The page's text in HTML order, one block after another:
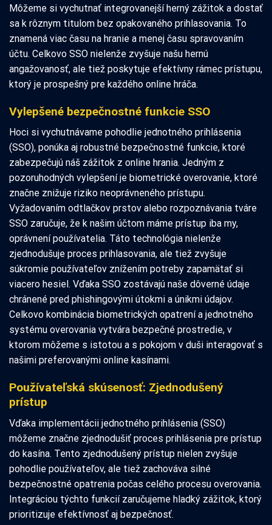
Môžeme si vychutnať integrovanejší herný zážitok a dostať
sa k rôznym titulom bez opakovaného prihlasovania. To
znamená viac času na hranie a menej času spravovaním
účtu. Celkovo SSO nielenže zvyšuje našu hernú
angažovanosť, ale tiež poskytuje efektívny rámec prístupu,
ktorý je prospešný pre každého online hráča.
Vylepšené bezpečnostné funkcie SSO
Hoci si vychutnávame pohodlie jednotného prihlásenia
(SSO), ponúka aj robustné bezpečnostné funkcie, ktoré
zabezpečujú náš zážitok z online hrania. Jedným z
pozoruhodných vylepšení je biometrické overovanie, ktoré
značne znižuje riziko neoprávneného prístupu.
Vyžadovaním odtlačkov prstov alebo rozpoznávania tváre
SSO zaručuje, že k našim účtom máme prístup iba my,
oprávnení používatelia. Táto technológia nielenže
zjednodušuje proces prihlasovania, ale tiež zvyšuje
súkromie používateľov znížením potreby zapamätať si
viacero hesiel. Vďaka SSO zostávajú naše dôverné údaje
chránené pred phishingovými útokmi a únikmi údajov.
Celkovo kombinácia biometrických opatrení a jednotného
systému overovania vytvára bezpečné prostredie, v
ktorom môžeme s istotou a s pokojom v duši interagovať s
našimi preferovanými online kasínami.
Používateľská skúsenosť: Zjednodušený
prístup
Vďaka implementácii jednotného prihlásenia (SSO)
môžeme značne zjednodušiť proces prihlásenia pre prístup
do kasína. Tento zjednodušený prístup nielen zvyšuje
pohodlie používateľov, ale tiež zachováva silné
bezpečnostné opatrenia počas celého procesu overovania.
Integráciou týchto funkcií zaručujeme hladký zážitok, ktorý
prioritizuje efektívnosť aj bezpečnosť.